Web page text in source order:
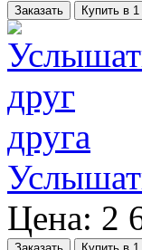
Заказать Купить в 1
Цена: 2